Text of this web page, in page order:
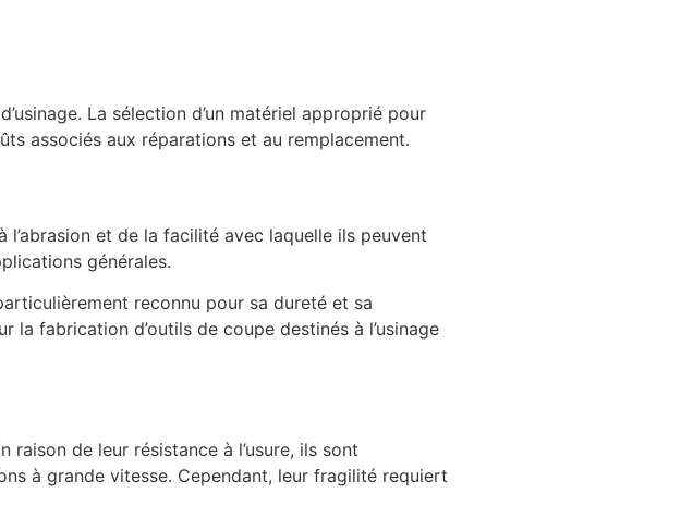
La sélection d’un matériel approprié pour
associés aux réparations et au remplacement.
et de la facilité avec laquelle ils peuvent
générales.
reconnu pour sa dureté et sa
fabrication d’outils de coupe destinés à l’usinage
de leur résistance à l’usure, ils sont
à grande vitesse. Cependant, leur fragilité requiert